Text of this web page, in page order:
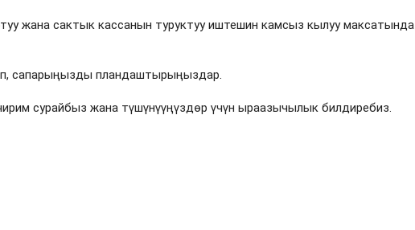
жана сактык кассанын туруктуу иштешин камсыз кылуу максатында
сапарыңызды пландаштырыңыздар.
сурайбыз жана түшүнүүңүздөр үчүн ыраазычылык билдиребиз.